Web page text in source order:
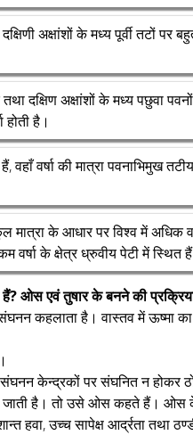
अक्षांशों के मध्य पूर्वी तटों पर
दक्षिण अक्षांशों के मध्य पछुवा
होती है।
वहाँ वर्षा की मात्रा पवनाभिमुख
मात्रा के आधार पर विश्व में
वर्षा के क्षेत्र ध्रुवीय पेटी में स्थित
ओस एवं तुषार के बनने की प्रक्रिया
कहलाता है। वास्तव में ऊष्मा
केन्द्रकों पर संघनित न होकर
जाती है। तो उसे ओस कहते हैं।
उच्च सापेक्ष आर्द्रता तथा